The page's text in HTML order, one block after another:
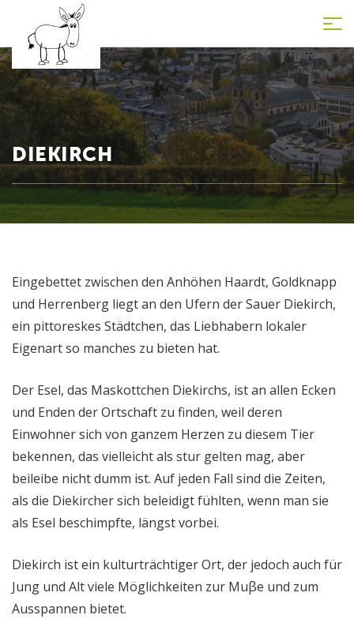
DIEKIRCH
Eingebettet zwischen den Anhöhen Haardt, Goldknapp
und Herrenberg liegt an den Ufern der Sauer Diekirch,
ein pittoreskes Städtchen, das Liebhabern lokaler
Eigenart so manches zu bieten hat.
Der Esel, das Maskottchen Diekirchs, ist an allen Ecken
und Enden der Ortschaft zu finden, weil deren
Einwohner sich von ganzem Herzen zu diesem Tier
bekennen, das vielleicht als stur gelten mag, aber
beileibe nicht dumm ist. Auf jeden Fall sind die Zeiten,
als die Diekircher sich beleidigt fühlten, wenn man sie
als Esel beschimpfte, längst vorbei.
Diekirch ist ein kulturträchtiger Ort, der jedoch auch für
Jung und Alt viele Möglichkeiten zur Muβe und zum
Ausspannen bietet.